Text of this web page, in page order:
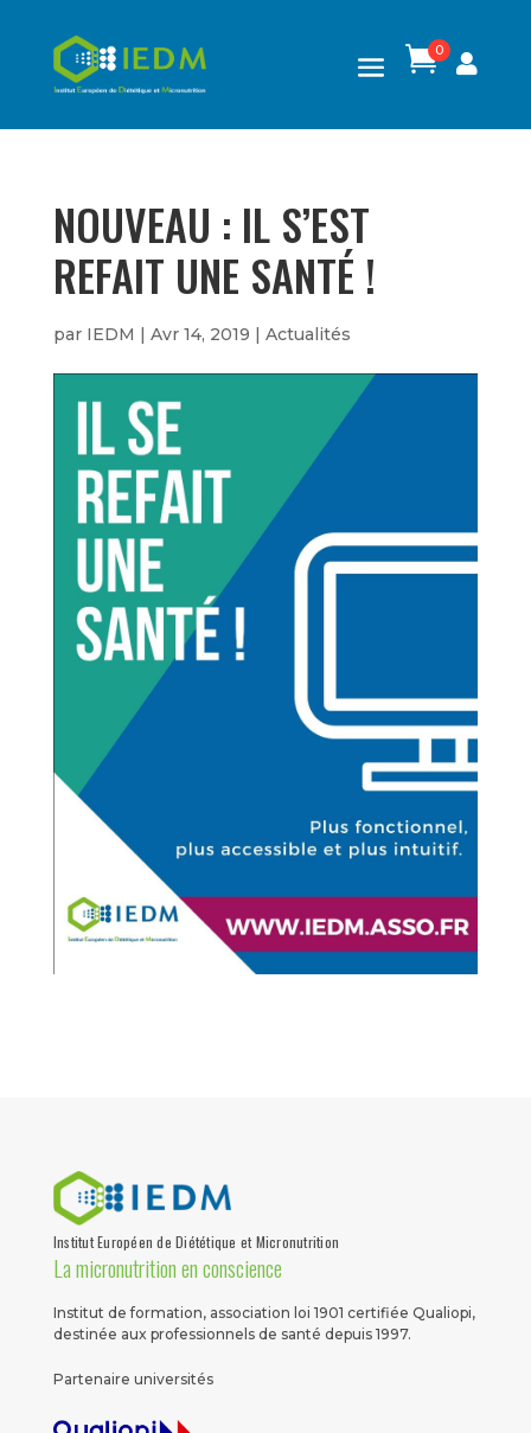
0

NOUVEAU : IL S’EST
REFAIT UNE SANTÉ !
par IEDM | Avr 14, 2019 | Actualités
Institut Européen de Diététique et Micronutrition
La micronutrition en conscience
Institut de formation, association loi 1901 certifiée Qualiopi,
destinée aux professionnels de santé depuis 1997.
Partenaire universités